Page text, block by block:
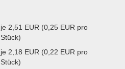
je 2,51 EUR (0,25 EUR pro
Stück)
je 2,18 EUR (0,22 EUR pro
Stück)